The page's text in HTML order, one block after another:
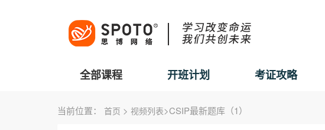
全部课程 开班计划 考证攻略
当前位置： 首页 > 视频列表>CSIP最新题库（1）